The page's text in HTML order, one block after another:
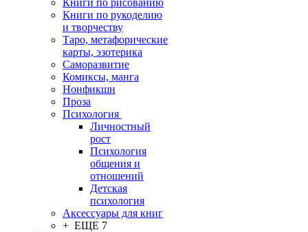
Книги по рисованию
Книги по рукоделию
и творчеству
Таро, метафорические
карты, эзотерика
Саморазвитие
Комиксы, манга
Нонфикшн
Проза
Психология
Личностный
рост
Психология
общения и
отношений
Детская
психология
Аксессуары для книг
+ ЕЩЕ 7